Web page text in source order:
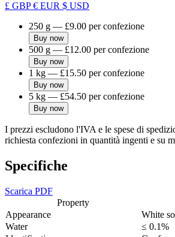
£ GBP€ EUR $ USD
250 g — £9.00 per confezione
Buy now
500 g — £12.00 per confezione
Buy now
1 kg — £15.50 per confezione
Buy now
5 kg — £54.50 per confezione
Buy now
I prezzi escludono l'IVA e le spese di
richiesta confezioni in quantità ingenti e su
Specifiche
Scarica PDF
Property
Appearance
White
Water
≤ 0.1%